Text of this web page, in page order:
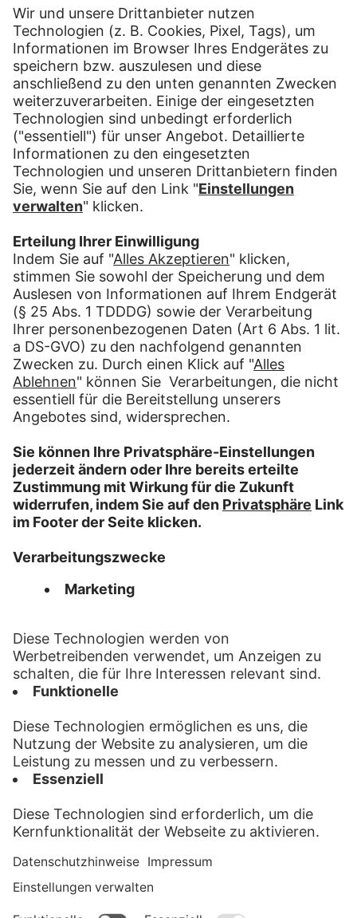
Ich habe noch keine Zugangsdaten. Wie
und wo erhalte ich diese?
Ist die Registrierung und die Nutzung
kostenlos?
Was genau passiert nach der
Registrierung?
Wie genau funktioniert der Paketversand
durch das Versandportal?
Wie kommt das Paket zum LMF-
Postservice?
Kann ich das Versandportal überall
nutzen?
Ist das Versandportal auch per
Smartphone oder Tablet nutzbar?
ANLIEFERUNG
FAQ
Impressum
Datenschutz
Kontakt
Privatsphäre
LMF-Postservice ist eine Marke der